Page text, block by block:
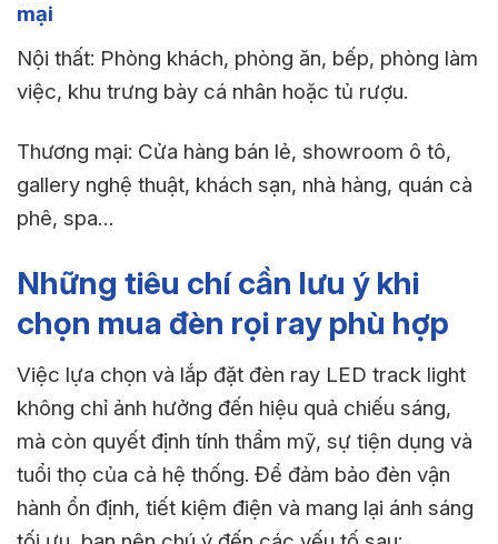
mại
Nội thất: Phòng khách, phòng ăn, bếp, phòng làm
việc, khu trưng bày cá nhân hoặc tủ rượu.
Thương mại: Cửa hàng bán lẻ, showroom ô tô,
gallery nghệ thuật, khách sạn, nhà hàng, quán cà
phê, spa…
Những tiêu chí cần lưu ý khi
chọn mua đèn rọi ray phù hợp
Việc lựa chọn và lắp đặt đèn ray LED track light
không chỉ ảnh hưởng đến hiệu quả chiếu sáng,
mà còn quyết định tính thẩm mỹ, sự tiện dụng và
tuổi thọ của cả hệ thống. Để đảm bảo đèn vận
hành ổn định, tiết kiệm điện và mang lại ánh sáng